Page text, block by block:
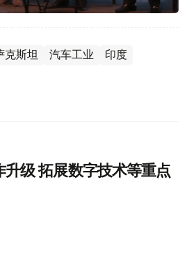
克斯坦 汽车工业 印度
级 拓展数字技术等重点